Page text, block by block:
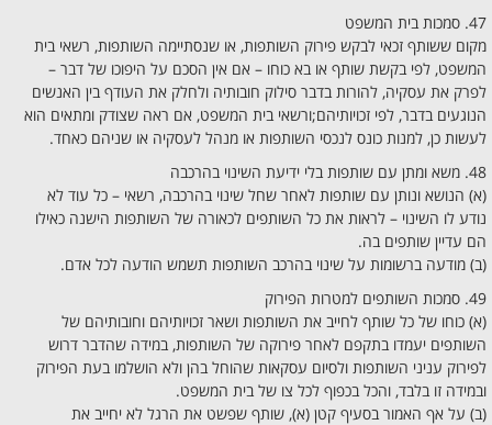
47. סמכות בית המשפט
מקום ששותף זכאי לבקש פירוק השותפות, או שנסתיימה השותפות, רשאי בית
המשפט, לפי בקשת שותף או בא כוחו – אם אין הסכם על היפוכו של דבר –
לפרק את עסקיה, להורות בדבר סילוק חובותיה ולחלק את העודף בין האנשים
הנוגעים בדבר, לפי זכויותיהם;ורשאי בית המשפט, אם ראה שצודק ומתאים הוא
לעשות כן, למנות כונס לנכסי השותפות או מנהל לעסקיה או שניהם כאחד.
48. משא ומתן עם שותפות בלי ידיעת השינוי בהרכבה
(א) הנושא ונותן עם שותפות לאחר שחל שינוי בהרכבה, רשאי – כל עוד לא
נודע לו השינוי – לראות את כל השותפים לכאורה של השותפות הישנה כאילו
הם עדיין שותפים בה.
(ב) מודעה ברשומות על שינוי בהרכב השותפות תשמש הודעה לכל אדם.
49. סמכות השותפים למטרות הפירוק
(א) כוחו של כל שותף לחייב את השותפות ושאר זכויותיהם וחובותיהם של
השותפים יעמדו בתקפם לאחר פירוקה של השותפות, במידה שהדבר דרוש
לפירוק עניני השותפות ולסיום עסקאות שהוחל בהן ולא הושלמו בעת הפירוק
ובמידה זו בלבד, והכל בכפוף לכל צו של בית המשפט.
(ב) על אף האמור בסעיף קטן (א), שותף שפשט את הרגל לא יחייב את